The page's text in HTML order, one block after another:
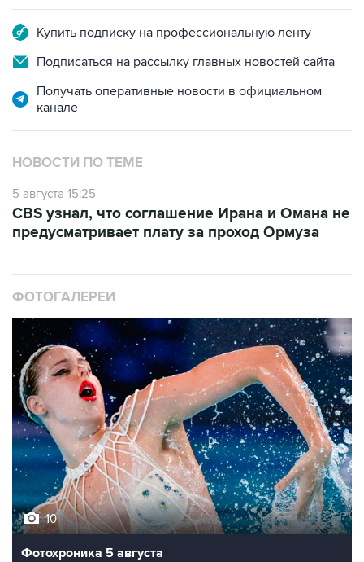
Купить подписку на профессиональную ленту
Подписаться на рассылку главных новостей сайта
Получать оперативные новости в официальном
канале
НОВОСТИ ПО ТЕМЕ
5 августа 15:25
CBS узнал, что соглашение Ирана и Омана не
предусматривает плату за проход Ормуза
ФОТОГАЛЕРЕИ
10
Фотохроника 5 августа